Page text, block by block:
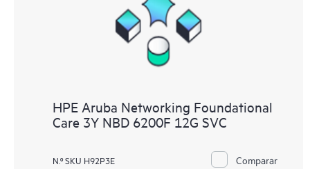
HPE Aruba Networking Foundational
Care 3Y NBD 6200F 12G SVC
N.º SKU H92P3E Comparar